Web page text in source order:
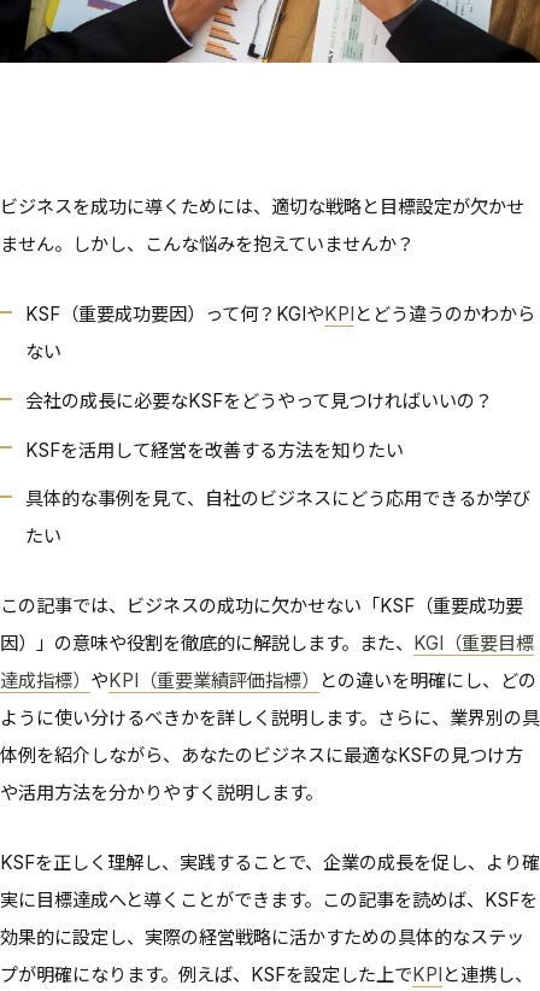
ビジネスを成功に導くためには、適切な戦略と目標設定が欠かせ
ません。しかし、こんな悩みを抱えていませんか？
KSF（重要成功要因）って何？KGIやKPI とどう違うのかわから
ない
会社の成長に必要なKSFをどうやって見つければいいの？
KSFを活用して経営を改善する方法を知りたい
具体的な事例を見て、自社のビジネスにどう応用できるか学び
たい
この記事では、ビジネスの成功に欠かせない「KSF（重要成功要
因）」の意味や役割を徹底的に解説します。また、 KGI（重要目標
達成指標） やKPI（重要業績評価指標）
との違いを明確にし、どの
ように使い分けるべきかを詳しく説明します。さらに、業界別の具
体例を紹介しながら、あなたのビジネスに最適なKSFの見つけ方
や活用方法を分かりやすく説明します。
KSFを正しく理解し、実践することで、企業の成長を促し、より確
実に目標達成へと導くことができます。この記事を読めば、KSFを
効果的に設定し、実際の経営戦略に活かすための具体的なステッ
プが明確になります。例えば、KSFを設定した上でKPI と連携し、